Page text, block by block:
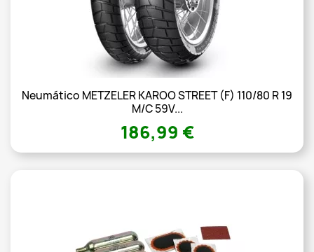
Neumático METZELER KAROO STREET (F) 110/80 R 19
M/C 59V...
186,99 €